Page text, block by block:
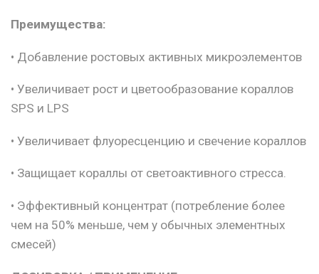
Преимущества:
• Добавление ростовых активных микроэлементов
• Увеличивает рост и цветообразование кораллов
SPS и LPS
• Увеличивает флуоресценцию и свечение кораллов
• Защищает кораллы от светоактивного стресса.
• Эффективный концентрат (потребление более
чем на 50% меньше, чем у обычных элементных
смесей)